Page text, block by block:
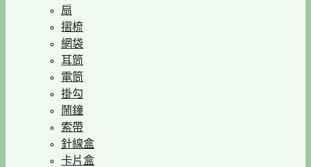
扇
摺梳
網袋
耳筒
電筒
掛勾
鬧鐘
索帶
針線盒
卡片盒